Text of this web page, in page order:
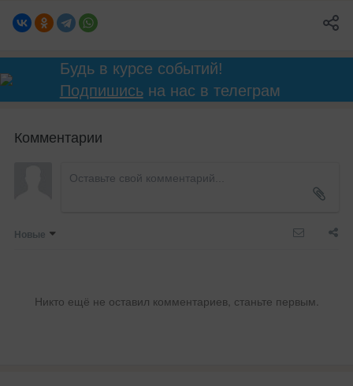
Будь в курсе событий!
Подпишисьна нас в телеграм
Комментарии
Новые
Никто ещё не оставил комментариев, станьте первым.